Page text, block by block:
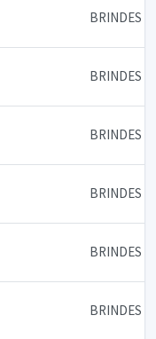
BRINDES E
BRINDES E
BRINDES E
BRINDES E
BRINDES E
BRINDES E